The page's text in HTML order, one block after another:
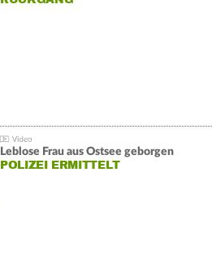
Leblose Frau aus Ostsee geborgen
POLIZEI ERMITTELT